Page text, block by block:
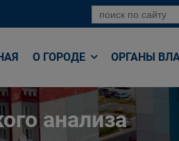
О ГОРОДЕ ОРГАНЫ
анализа